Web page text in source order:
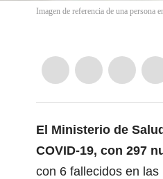
Imagen de referencia de una
El Ministerio de
COVID-19, con 297
con 6 fallecidos en las